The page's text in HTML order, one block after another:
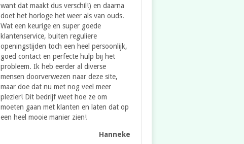
want dat maakt dus verschil!) en daarna
doet het horloge het weer als van ouds.
Wat een keurige en super goede
klantenservice, buiten reguliere
openingstijden toch een heel persoonlijk,
goed contact en perfecte hulp bij het
probleem. Ik heb eerder al diverse
mensen doorverwezen naar deze site,
maar doe dat nu met nog veel meer
plezier! Dit bedrijf weet hoe ze om
moeten gaan met klanten en laten dat op
een heel mooie manier zien!
Hanneke